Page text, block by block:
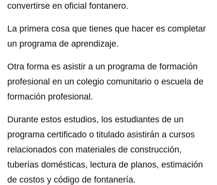
convertirse en oficial fontanero.
La primera cosa que tienes que hacer es completar
un programa de aprendizaje.
Otra forma es asistir a un programa de formación
profesional en un colegio comunitario o escuela de
formación profesional.
Durante estos estudios, los estudiantes de un
programa certificado o titulado asistirán a cursos
relacionados con materiales de construcción,
tuberías domésticas, lectura de planos, estimación
de costos y código de fontanería.